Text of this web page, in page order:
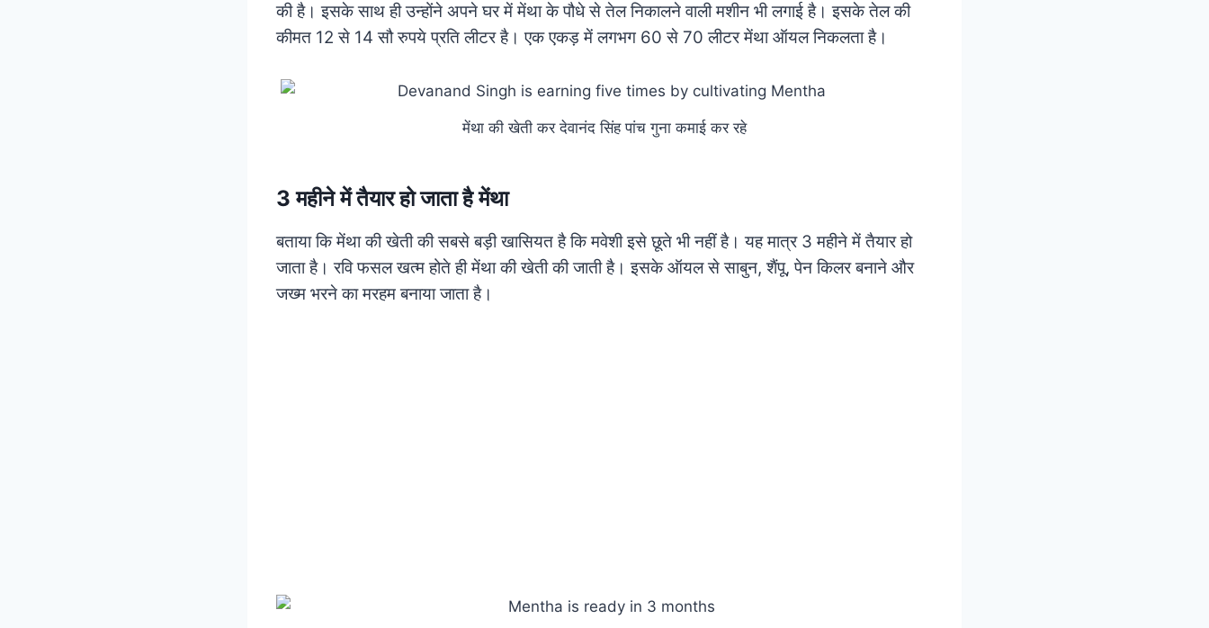
की है। इसके साथ ही उन्होंने अपने घर में मेंथा के पौधे से तेल निकालने वाली मशीन भी लगाई है। इसके तेल की
कीमत 12 से 14 सौ रुपये प्रति लीटर है। एक एकड़ में लगभग 60 से 70 लीटर मेंथा ऑयल निकलता है।
मेंथा की खेती कर देवानंद सिंह पांच गुना कमाई कर रहे
3 महीने में तैयार हो जाता है मेंथा
बताया कि मेंथा की खेती की सबसे बड़ी खासियत है कि मवेशी इसे छूते भी नहीं है। यह मात्र 3 महीने में तैयार हो
जाता है। रवि फसल खत्म होते ही मेंथा की खेती की जाती है। इसके ऑयल से साबुन, शैंपू, पेन किलर बनाने और
जख्म भरने का मरहम बनाया जाता है।